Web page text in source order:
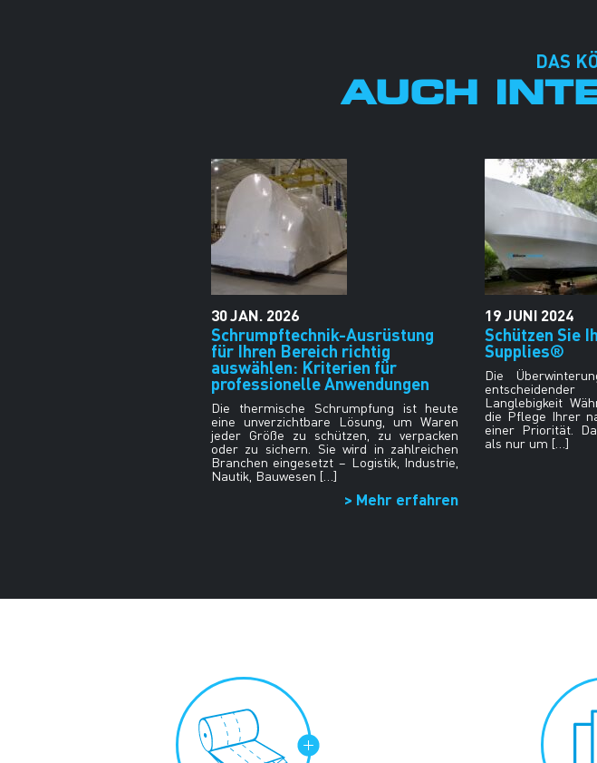
DAS
AUCH
30JAN. 2026
Schrumpftechnik-Ausrüstung
für Ihren Bereich richtig
auswählen: Kriterien für
professionelle Anwendungen
Die thermische Schrumpfung ist heute
eine unverzichtbare Lösung, um Waren
jeder Größe zu schützen, zu verpacken
oder zu sichern. Sie wird in zahlreichen
Branchen eingesetzt – Logistik, Industrie,
Nautik, Bauwesen […]
> Mehr erfahren
19JUNI 2024
Schützen Sie
Supplies®
Die
Langlebigkeit
die Pflege Ihrer
einer Priorität.
als nur um […]